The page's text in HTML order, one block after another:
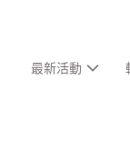
最新活動